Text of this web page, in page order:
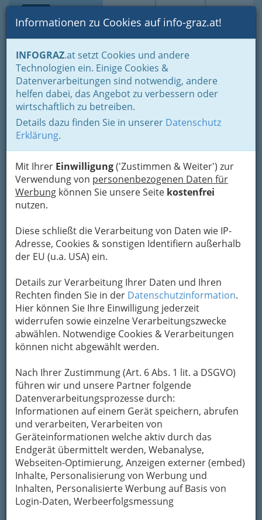
Suche Login Toggle
Informationen zu Cookies auf info-graz.at!
INFOGRAZ.at setzt Cookies und andere
Technologien ein. Einige Cookies &
Datenverarbeitungen sind notwendig, andere
helfen dabei, das Angebot zu verbessern oder
wirtschaftlich zu betreiben.
Details dazu finden Sie in unserer Datenschutz
Erklärung.
Mit Ihrer Einwilligung('Zustimmen & Weiter') zur
Verwendung von personenbezogenen Daten für
Werbung können Sie unsere Seite kostenfrei
nutzen.
Diese schließt die Verarbeitung von Daten wie IP-
Adresse, Cookies & sonstigen Identifiern außerhalb
der EU (u.a. USA) ein.
Details zur Verarbeitung Ihrer Daten und Ihren
Rechten finden Sie in der Datenschutzinformation.
Hier können Sie Ihre Einwilligung jederzeit
widerrufen sowie einzelne Verarbeitungszwecke
abwählen. Notwendige Cookies & Verarbeitungen
können nicht abgewählt werden.
Nach Ihrer Zustimmung (Art. 6 Abs. 1 lit. a DSGVO)
führen wir und unsere Partner folgende
Datenverarbeitungsprozesse durch:
Informationen auf einem Gerät speichern, abrufen
und verarbeiten, Verarbeiten von
Geräteinformationen welche aktiv durch das
Endgerät übermittelt werden, Webanalyse,
Webseiten-Optimierung, Anzeigen externer (embed)
Inhalte, Personalisierung von Werbung und
Inhalten, Personalisierte Werbung auf Basis von
Login-Daten, Werbeerfolgsmessung
Home Lifestyle
Hoamat - Steiermark - unsere Heimat
Steirische Weinstraßen
Weststeirische Weinstraße
Ausflugstipps - Weststeiermark
Ausflugstipps -
Weststeiermark
Bezirksauswahl
Alle Bezirke
Bad Gams 18, 8524 Bad Gams
+43 650 380 36 49
Die Heilquelle „Kipperquelle“ wurde 1957
entdeckt. Das Prädikat Kurort wurde Gams
1982 wegen seiner Eisenheilquellen verliehen.
Die Michel-, die Gudrun- und die Aktivquelle
können direkt im Quellenhaus konsumiert
werden und sind zusätzlich auch über den
Handel zu beziehen. Heilquelle mit hohem
zweiwertigen Eisengehalt.
Kategorien
Ölmühle Farmer-Rabensteiner
Furth 8, 8524 Bad Gams
+43 3463 3107
+43 676 412 46 98
E-Mail
Karte & Routenplaner